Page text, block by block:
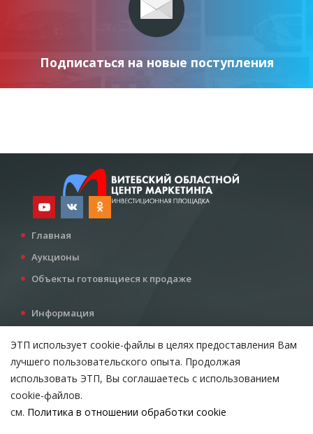
Подписаться на новые поступления
Главная
Аукционы
Объекты готовящиеся к продаже
Информация
Все для инвестора
Контакты
Возникли вопросы?
ЭТП использует cookie-файлы в целях предоставления Вам
лучшего пользовательского опыта. Продолжая
использовать ЭТП, Вы соглашаетесь с использованием
cookie-файлов.
см. Политика в отношении обработки cookie